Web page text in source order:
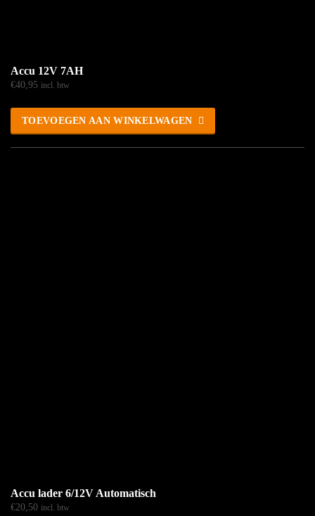
Accu 12V 7AH
€40,95 incl. btw
TOEVOEGEN AAN WINKELWAGEN
Accu lader 6/12V Automatisch
€20,50 incl. btw